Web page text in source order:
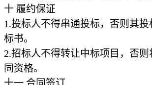
十 履约保证
1.投标人不得串通投标，否则其投
标书。
2.招标人不得转让中标项目，否
同资格。